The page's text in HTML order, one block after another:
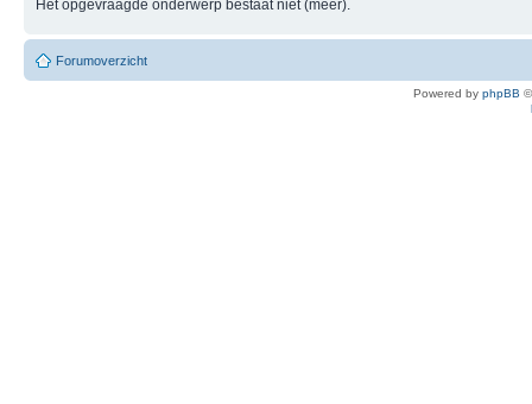
Het opgevraagde onderwerp bestaat niet (meer).
Forumoverzicht
Powered by phpBB